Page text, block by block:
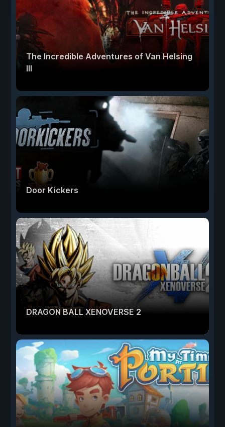
The Incredible Adventures of Van Helsing
III
Door Kickers
DRAGON BALL XENOVERSE 2